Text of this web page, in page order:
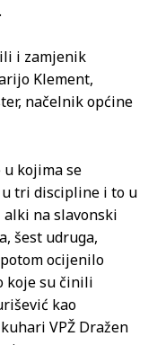
i zamjenik
Klement,
načelnik općine
kojima se
tri discipline i to u
na slavonski
šest udruga,
ocijenilo
koje su činili
kao
VPŽ Dražen